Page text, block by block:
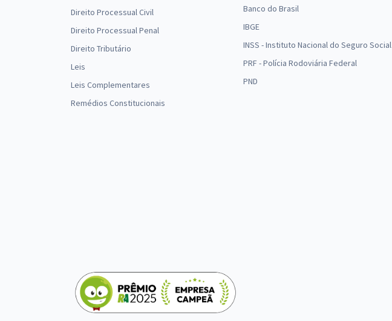
Direito Processual Civil
Direito Processual Penal
Direito Tributário
Leis
Leis Complementares
Remédios Constitucionais
Banco do Brasil
IBGE
INSS - Instituto Nacional do Seguro Social
PRF - Polícia Rodoviária Federal
PND